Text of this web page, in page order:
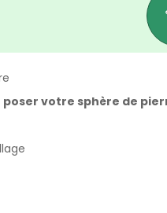
votre sphère de